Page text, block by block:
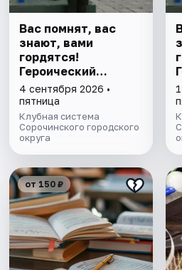
Вас помнят, вас
знают, вами
гордятся!
Героический
экскурс
4 сентября 2026 •
пятница
Клубная система
Сорочинского городского
округа
от 150 ₽